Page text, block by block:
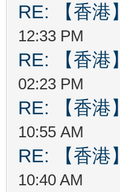
RE: 【香港
12:33 PM
RE: 【香港
02:23 PM
RE: 【香港
10:55 AM
RE: 【香港
10:40 AM